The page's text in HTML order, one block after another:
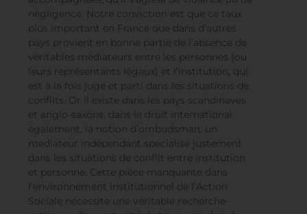
trop nombreux actes de maltraitance
institutionnelle exercés envers les personnes
accompagnées, qu’il s’agisse de violence ou de
négligence. Notre conviction est que ce taux
plus important en France que dans d’autres
pays provient en bonne partie de l’absence de
véritables médiateurs entre les personnes (ou
leurs représentants légaux) et l’institution, qui
est à la fois juge et parti dans les situations de
conflits. Or il existe dans les pays scandinaves
et anglo-saxons, dans le droit international
également, la notion d’ombudsman, un
médiateur indépendant spécialisé justement
dans les situations de conflit entre institution
et personne. Cette pièce manquante dans